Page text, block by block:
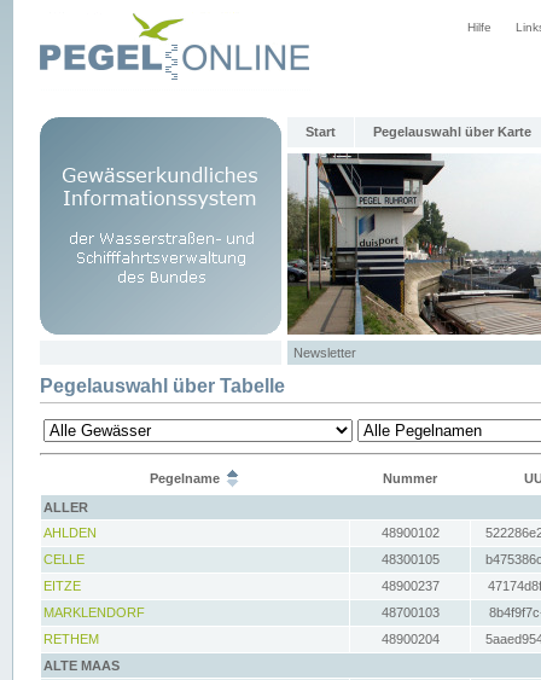
Hilfe
Start Pegelauswahl über Karte
Newsletter
Pegelauswahl über Tabelle
Pegelname Nummer
ALLER
AHLDEN
48900102
CELLE
48300105
EITZE
48900237
MARKLENDORF
48700103
RETHEM
48900204
ALTE MAAS